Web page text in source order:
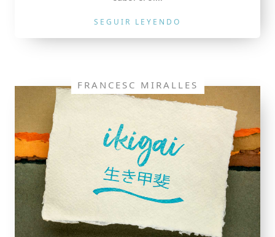
SEGUIR LEYENDO
FRANCESC MIRALLES